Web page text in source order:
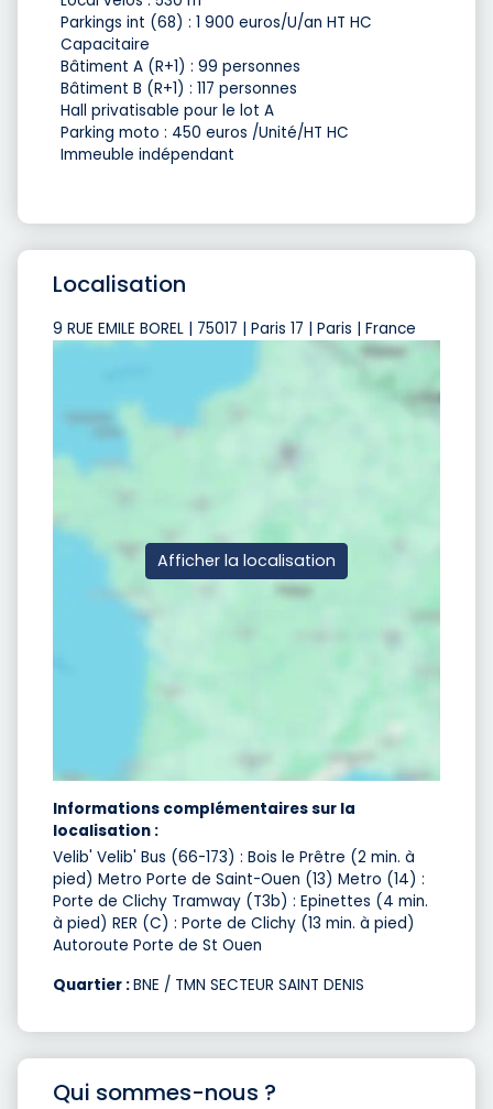
Parkings int (68) : 1 900 euros/U/an HT HC
Capacitaire
Bâtiment A (R+1) : 99 personnes
Bâtiment B (R+1) : 117 personnes
Hall privatisable pour le lot A
Parking moto : 450 euros /Unité/HT HC
Immeuble indépendant
Localisation
9 RUE EMILE BOREL | 75017 | Paris 17 | Paris | France
Afficher la localisation
Informations complémentaires sur la
localisation :
Velib' Velib' Bus (66-173) : Bois le Prêtre (2 min. à
pied) Metro Porte de Saint-Ouen (13) Metro (14) :
Porte de Clichy Tramway (T3b) : Epinettes (4 min.
à pied) RER (C) : Porte de Clichy (13 min. à pied)
Autoroute Porte de St Ouen
Quartier :BNE / TMN SECTEUR SAINT DENIS
Qui sommes-nous ?